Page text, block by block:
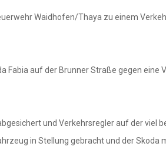
Waidhofen/Thaya zu einem
Fabia auf der Brunner Straße gegen
und Verkehrsregler auf der
in Stellung gebracht und der